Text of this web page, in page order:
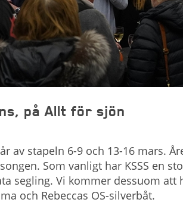
på Allt för sjön
av stapeln 6-9 och 13-16 mars.
Som vanligt har KSSS en
segling. Vi kommer dessuom
och Rebeccas OS-silverbåt.